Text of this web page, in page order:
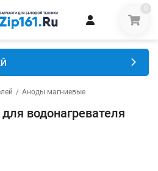
0
/ Аноды магниевые
водонагревателя